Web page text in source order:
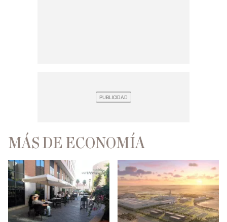
MÁS DE ECONOMÍA